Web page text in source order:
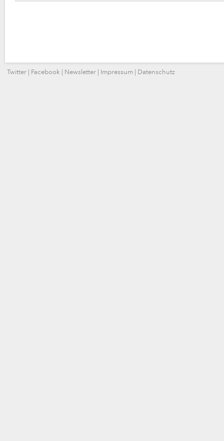
Twitter Facebook Newsletter Impressum Datenschutz